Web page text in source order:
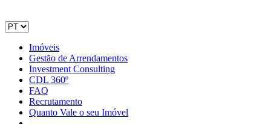
Imóveis
Gestão de Arrendamentos
Investment Consulting
CDL 360º
FAQ
Recrutamento
Quanto Vale o seu Imóvel